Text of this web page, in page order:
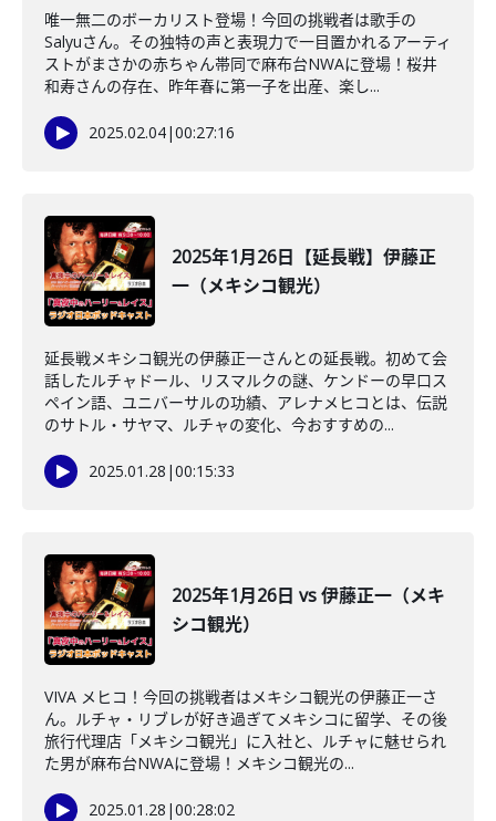
唯一無二のボーカリスト登場！今回の挑戦者は歌手の
Salyuさん。その独特の声と表現力で一目置かれるアーティ
ストがまさかの赤ちゃん帯同で麻布台NWAに登場！桜井
和寿さんの存在、昨年春に第一子を出産、楽し...
2025.02.04|00:27:16
2025年1月26日【延長戦】伊藤正
一（メキシコ観光）
延長戦メキシコ観光の伊藤正一さんとの延長戦。初めて会
話したルチャドール、リスマルクの謎、ケンドーの早口ス
ペイン語、ユニバーサルの功績、アレナメヒコとは、伝説
のサトル・サヤマ、ルチャの変化、今おすすめの...
2025.01.28 |00:15:33
2025年1月26日 vs 伊藤正一（メキ
シコ観光）
VIVA メヒコ！今回の挑戦者はメキシコ観光の伊藤正一さ
ん。ルチャ・リブレが好き過ぎてメキシコに留学、その後
旅行代理店「メキシコ観光」に入社と、ルチャに魅せられ
た男が麻布台NWAに登場！メキシコ観光の...
2025.01.28 |00:28:02